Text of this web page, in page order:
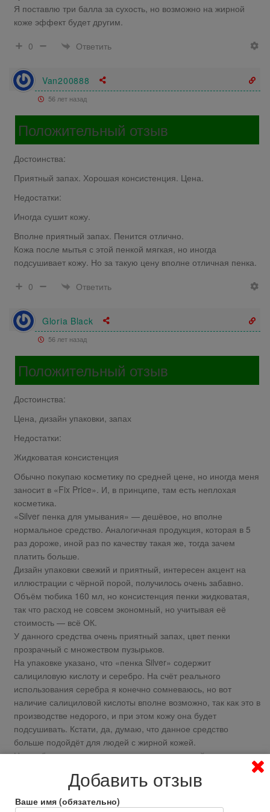
Я поставлю три балла за сухость, но возможно на жирной
коже эффект будет другим.
0
Ответить
Van200888
56 лет назад
Положительный отзыв
Достоинства:
Приятный запах. Хорошая консистенция. Цена.
Недостатки:
Иногда сушит кожу.
Вполне приятный запах. Пенится отлично.
Кожа после мытья с этой пенкой мягкая, но иногда
подсушивает кожу. Но за такую цену вполне отличная пенка.
0
Ответить
Gloria Black
56 лет назад
Положительный отзыв
Достоинства:
Цена, дизайн упаковки, запах
Недостатки:
Жидковатая консистенция
Обычно покупаю косметику по средней цене, но иногда меня
заносит в «Fix Price». И, в принципе, там есть неплохая
косметика.
«Silver пенка для умывания» — дешёвое, но вполне
нормальное средство. Аналогичная продукция, которая в 5
раз дороже, иной раз по качеству такая же, тогда зачем
платить больше.
Дизайн упаковки свежий и приятный, интересен акцент на
иллюстрации с чёрной порой, получилось очень забавно.
Объём тюбика 160 мл, но консистенция пенки жидковатая,
так что расход не совсем экономный, но учитывая её
стоимость — всё ОК.
У данного средства очень приятный запах, цвет пенки
прозрачный с множеством пузырьков.
На упаковке указано, что «пенка Silver» содержит
салициловую кислоту и серебро. На счёт реального
использования серебра я конечно сомневаюсь, но вот
наличие салициловой кислоты вполне возможно, так как это в
производстве недорого, и при этом кожу она будет
подсушивать. Кстати, да, думаю, что данное средство
больше подойдёт для людей с жирной кожей.
Но вообще, не смотря на наличие салициловой кислоты,
Каких-то особых чудес от данной пенки ждать не стоит, но
как обычное средство для умывания меня вполне
устраивает: не пересушивает кожу, поры не забивает,
Добавить отзыв
Ваше имя (обязательно)